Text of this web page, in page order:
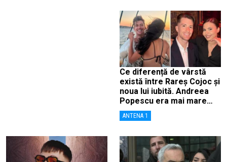
Ce diferență de vârstă
există între Rareș Cojoc și
noua lui iubită. Andreea
Popescu era mai mare
decât el
ANTENA 1